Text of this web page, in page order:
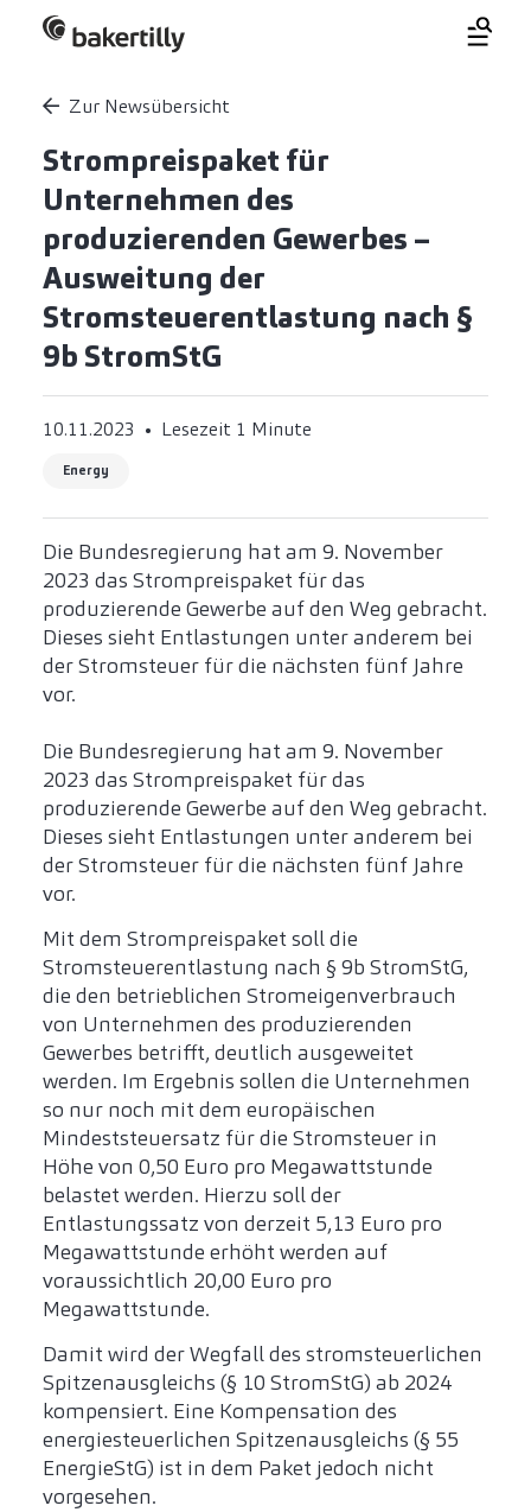
Zur Newsübersicht
Strompreispaket für
Unternehmen des
produzierenden Gewerbes –
Ausweitung der
Stromsteuerentlastung nach §
9b StromStG
10.11.2023 Lesezeit 1 Minute
Energy
Die Bundesregierung hat am 9. November
2023 das Strompreispaket für das
produzierende Gewerbe auf den Weg gebracht.
Dieses sieht Entlastungen unter anderem bei
der Stromsteuer für die nächsten fünf Jahre
vor.
Die Bundesregierung hat am 9. November
2023 das Strompreispaket für das
produzierende Gewerbe auf den Weg gebracht.
Dieses sieht Entlastungen unter anderem bei
der Stromsteuer für die nächsten fünf Jahre
vor.
Mit dem Strompreispaket soll die
Stromsteuerentlastung nach § 9b StromStG,
die den betrieblichen Stromeigenverbrauch
von Unternehmen des produzierenden
Gewerbes betrifft, deutlich ausgeweitet
werden. Im Ergebnis sollen die Unternehmen
so nur noch mit dem europäischen
Mindeststeuersatz für die Stromsteuer in
Höhe von 0,50 Euro pro Megawattstunde
belastet werden. Hierzu soll der
Entlastungssatz von derzeit 5,13 Euro pro
Megawattstunde erhöht werden auf
voraussichtlich 20,00 Euro pro
Megawattstunde.
Damit wird der Wegfall des stromsteuerlichen
Spitzenausgleichs (§ 10 StromStG) ab 2024
kompensiert. Eine Kompensation des
energiesteuerlichen Spitzenausgleichs (§ 55
EnergieStG) ist in dem Paket jedoch nicht
vorgesehen.